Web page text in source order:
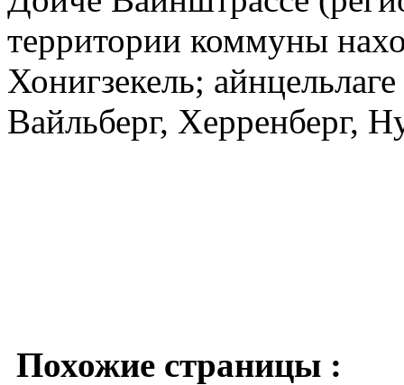
территории коммуны
Хонигзекель;
Вайльберг, Херренберг,
Похожие страницы :